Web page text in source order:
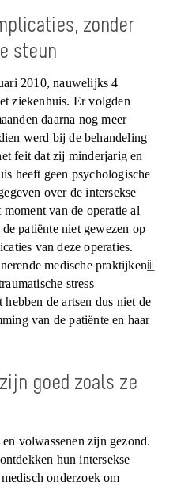
zonder
steun
2010, nauwelijks 4
ziekenhuis. Er volgden
daarna nog meer
werd bij de behandeling
feit dat zij minderjarig en
heeft geen psychologische
over de intersekse
van de operatie al
patiënte niet gewezen op
van deze operaties.
medische praktijkeniii
stress
de artsen dus niet de
van de patiënte en haar
goed zoals ze
volwassenen zijn gezond.
hun intersekse
onderzoek om